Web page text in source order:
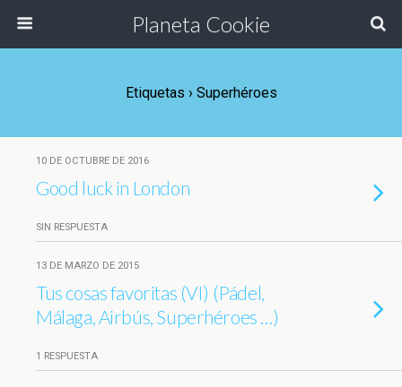
Planeta Cookie
Etiquetas › Superhéroes
10 DE OCTUBRE DE 2016
Good luck in London
SIN RESPUESTA
13 DE MARZO DE 2015
Tus cosas favoritas (VI) (Pádel,
Málaga, Airbús, Superhéroes …)
1 RESPUESTA